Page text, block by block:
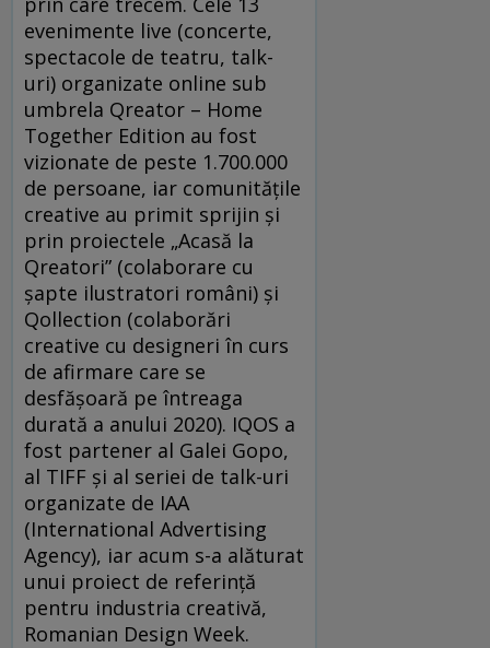
evenimente live (concerte,
spectacole de teatru, talk-
uri) organizate online sub
umbrela Qreator – Home
Together Edition au fost
vizionate de peste 1.700.000
de persoane, iar comunitățile
creative au primit sprijin și
prin proiectele „Acasă la
Qreatori” (colaborare cu
șapte ilustratori români) și
Qollection (colaborări
creative cu designeri în curs
de afirmare care se
desfășoară pe întreaga
durată a anului 2020). IQOS a
fost partener al Galei Gopo,
al TIFF și al seriei de talk-uri
organizate de IAA
(International Advertising
Agency), iar acum s-a alăturat
unui proiect de referință
pentru industria creativă,
Romanian Design Week.